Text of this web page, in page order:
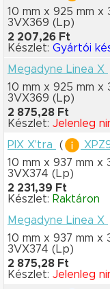
10 mm x 925 mm x
3VX369 (Lp)
2 207,26 Ft
Készlet: Gyártói
Megadyne Linea X
10 mm x 925 mm x
3VX369 (Lp)
2 875,28 Ft
Készlet: Jelenleg
PIX X'tra
(
10 mm x 937 mm x
3VX374 (Lp)
2 231,39 Ft
Készlet: Raktáron
Megadyne Linea X
10 mm x 937 mm x
3VX374 (Lp)
2 875,28 Ft
Készlet: Jelenleg